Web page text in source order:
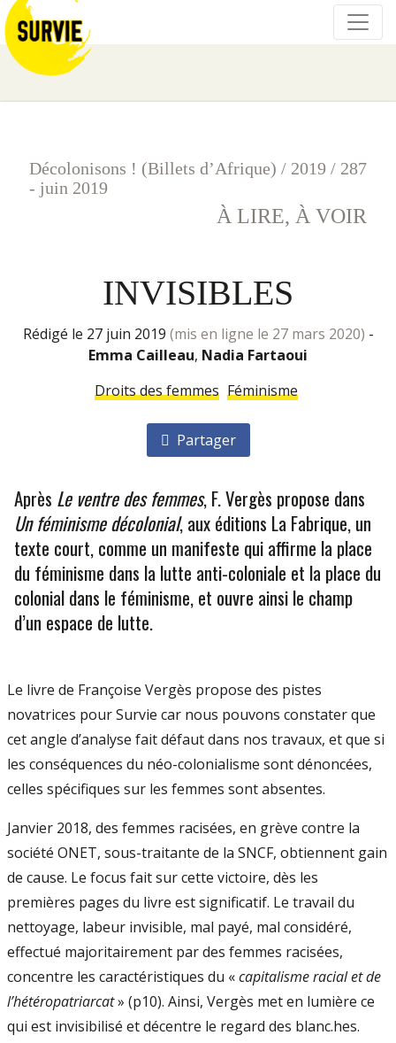
Décolonisons ! (Billets d’Afrique) / 2019 / 287
- juin 2019
À LIRE, À VOIR
INVISIBLES
rédigé le 27 juin 2019 (mis en ligne le 27 mars 2020) -
Emma Cailleau, Nadia Fartaoui
Droits des femmes Féminisme
Partager
Après Le ventre des femmes, F. Vergès propose dans
Un féminisme décolonial, aux éditions La Fabrique, un
texte court, comme un manifeste qui affirme la place
du féminisme dans la lutte anti-coloniale et la place du
colonial dans le féminisme, et ouvre ainsi le champ
d’un espace de lutte.
Le livre de Françoise Vergès propose des pistes
novatrices pour Survie car nous pouvons constater que
cet angle d’analyse fait défaut dans nos travaux, et que si
les conséquences du néo-colonialisme sont dénoncées,
celles spécifiques sur les femmes sont absentes.
Janvier 2018, des femmes racisées, en grève contre la
société ONET, sous-traitante de la SNCF, obtiennent gain
de cause. Le focus fait sur cette victoire, dès les
premières pages du livre est significatif. Le travail du
nettoyage, labeur invisible, mal payé, mal considéré,
effectué majoritairement par des femmes racisées,
concentre les caractéristiques du «capitalisme racial et de
l’hétéropatriarcat» (p10). Ainsi, Vergès met en lumière ce
qui est invisibilisé et décentre le regard des blanc.hes.